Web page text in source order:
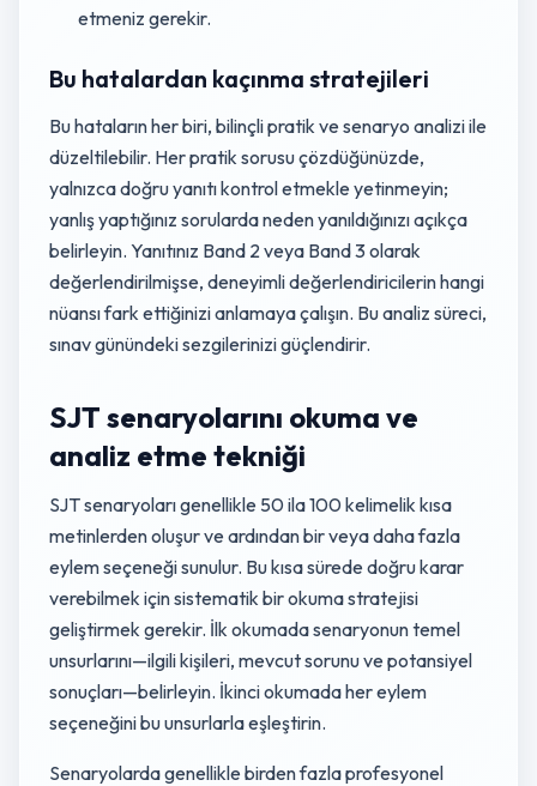
etmeniz gerekir.
Bu hatalardan kaçınma stratejileri
Bu hataların her biri, bilinçli pratik ve senaryo analizi ile
düzeltilebilir. Her pratik sorusu çözdüğünüzde,
yalnızca doğru yanıtı kontrol etmekle yetinmeyin;
yanlış yaptığınız sorularda neden yanıldığınızı açıkça
belirleyin. Yanıtınız Band 2 veya Band 3 olarak
değerlendirilmişse, deneyimli değerlendiricilerin hangi
nüansı fark ettiğinizi anlamaya çalışın. Bu analiz süreci,
sınav günündeki sezgilerinizi güçlendirir.
SJT senaryolarını okuma ve
analiz etme tekniği
SJT senaryoları genellikle 50 ila 100 kelimelik kısa
metinlerden oluşur ve ardından bir veya daha fazla
eylem seçeneği sunulur. Bu kısa sürede doğru karar
verebilmek için sistematik bir okuma stratejisi
geliştirmek gerekir. İlk okumada senaryonun temel
unsurlarını—ilgili kişileri, mevcut sorunu ve potansiyel
sonuçları—belirleyin. İkinci okumada her eylem
seçeneğini bu unsurlarla eşleştirin.
Senaryolarda genellikle birden fazla profesyonel